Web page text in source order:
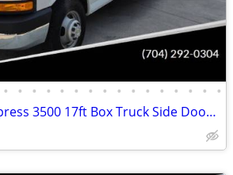
• • • • • • • • • • • • • • • •
2022 Chevrolet Express 3500 17ft Box Truck Side Door Delivery Van